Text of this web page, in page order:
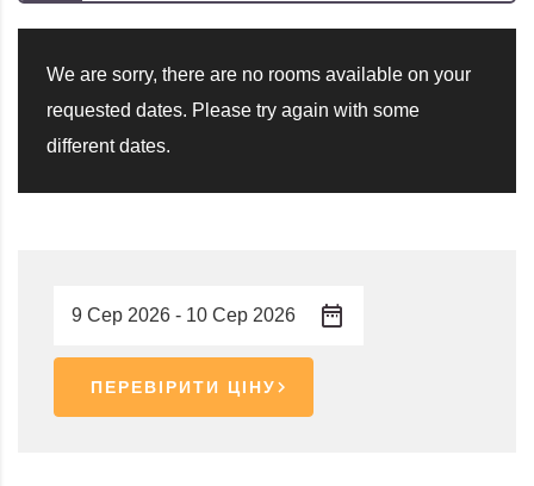
We are sorry, there are no rooms available on your
requested dates. Please try again with some
different dates.
ПЕРЕВІРИТИ ЦІНУ